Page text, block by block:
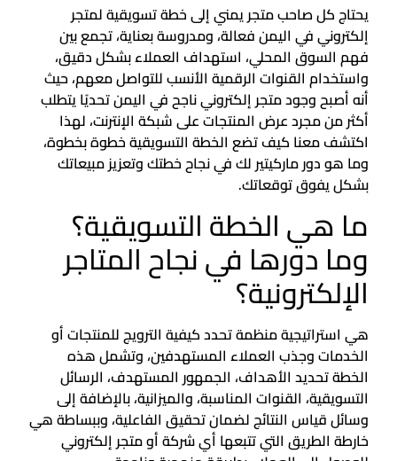
يحتاج كل صاحب متجر يمني إلى خطة تسويقية لمتجر
إلكتروني في اليمن فعالة، ومدروسة بعناية، تجمع بين
فهم السوق المحلي، استهداف العملاء بشكل دقيق،
واستخدام القنوات الرقمية الأنسب للتواصل معهم، حيث
أنه أصبح وجود متجر إلكتروني ناجح في اليمن تحديًا يتطلب
أكثر من مجرد عرض المنتجات على شبكة الإنترنت، لهذا
اكتشف معنا كيف تضع الخطة التسويقية خطوة بخطوة،
وما هو دور ماركيتير لك في نجاح خطتك وتعزيز مبيعاتك
بشكل يفوق توقعاتك.
ما هي الخطة التسويقية؟
وما دورها في نجاح المتاجر
الإلكترونية؟
هي استراتيجية منظمة تحدد كيفية الترويج للمنتجات أو
الخدمات وجذب العملاء المستهدفين، وتشمل هذه
الخطة تحديد الأهداف، الجمهور المستهدف، الرسائل
التسويقية، القنوات المناسبة، والميزانية، بالإضافة إلى
وسائل قياس النتائج لضمان تحقيق الفاعلية، وببساطة هي
خارطة الطريق التي تتبعها أي شركة أو متجر إلكتروني